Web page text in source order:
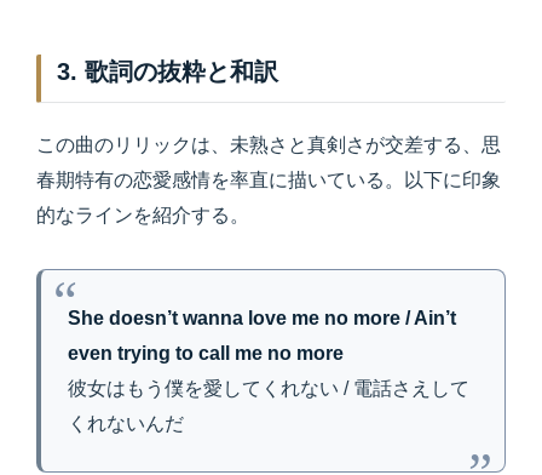
3. 歌詞の抜粋と和訳
この曲のリリックは、未熟さと真剣さが交差する、思
春期特有の恋愛感情を率直に描いている。以下に印象
的なラインを紹介する。
She doesn’t wanna love me no more / Ain’t
even trying to call me no more
彼女はもう僕を愛してくれない / 電話さえして
くれないんだ